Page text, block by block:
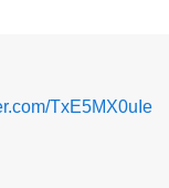
TxE5MX0uIe